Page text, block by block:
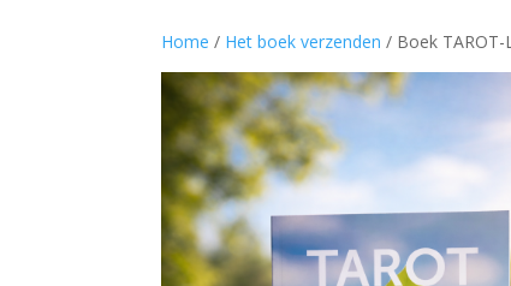
Home / Het boek verzenden / Boek